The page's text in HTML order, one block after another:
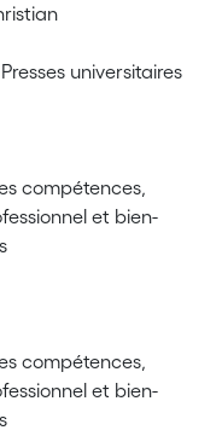
universitaires
compétences,
et bien-
compétences,
et bien-